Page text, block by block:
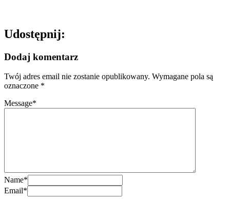
Udostępnij:
Dodaj komentarz
Twój adres email nie zostanie opublikowany. Wymagane pola są
oznaczone *
Message*
Name*
Email*